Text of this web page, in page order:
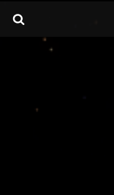
Toggle
search